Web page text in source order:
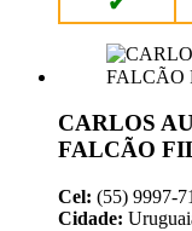
CARLOS
FALCÃO
Cel: (55) 9997-
Cidade: